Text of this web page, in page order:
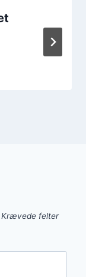
Krævede felter